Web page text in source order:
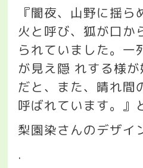
『闇夜、山野に揺
火と呼び、狐が口か
られていました。一
が見え隠 れする様
だと、また、晴れ間
呼ばれています。』
梨園染さんのデザイ
.